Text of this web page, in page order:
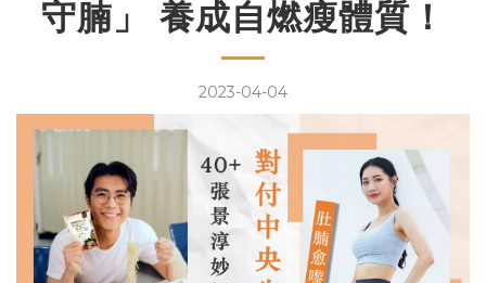
守腩」 養成自燃瘦體質！
2023-04-04